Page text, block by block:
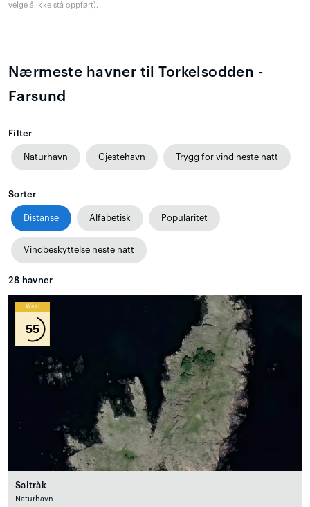
velge å ikke stå oppført).
Nærmeste havner til Torkelsodden -
Farsund
Filter
Naturhavn Gjestehavn Trygg for vind neste natt
Sorter
Distanse Alfabetisk Popularitet
Vindbeskyttelse neste natt
28 havner
Wind
55
Saltråk
Naturhavn